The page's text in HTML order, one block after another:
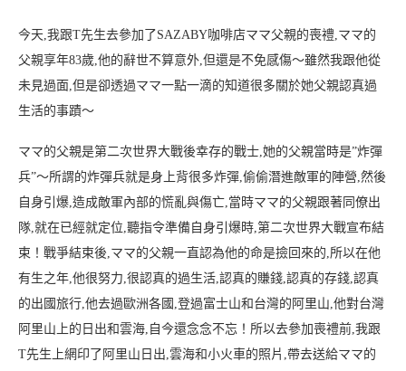
今天,我跟T先生去參加了SAZABY咖啡店ママ父親的喪禮,ママ的
父親享年83歲,他的辭世不算意外,但還是不免感傷～雖然我跟他從
未見過面,但是卻透過ママ一點一滴的知道很多關於她父親認真過
生活的事蹟～
ママ的父親是第二次世界大戰後幸存的戰士,她的父親當時是”炸彈
兵”～所謂的炸彈兵就是身上背很多炸彈,偷偷潛進敵軍的陣營,然後
自身引爆,造成敵軍內部的慌亂與傷亡,當時ママ的父親跟著同僚出
隊,就在已經就定位,聽指令準備自身引爆時,第二次世界大戰宣布結
束！戰爭結束後,ママ的父親一直認為他的命是撿回來的,所以在他
有生之年,他很努力,很認真的過生活,認真的賺錢,認真的存錢,認真
的出國旅行,他去過歐洲各國,登過富士山和台灣的阿里山,他對台灣
阿里山上的日出和雲海,自今還念念不忘！ 所以去參加喪禮前,我跟
T先生上網印了阿里山日出,雲海和小火車的照片,帶去送給ママ的